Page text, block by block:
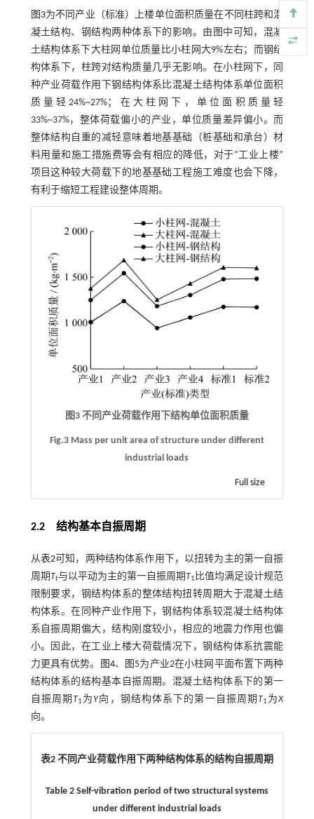
图3为不同产业（标准）上楼单位面积质量在不同柱跨和混
凝土结构、钢结构两种体系下的影响。由图中可知，混凝
土结构体系下大柱网单位质量比小柱网大9%左右；而钢结
构体系下，柱跨对结构质量几乎无影响。在小柱网下，同
种产业荷载作用下钢结构体系比混凝土结构体系单位面积
质量轻24%~27%；在大柱网下，单位面积质量轻
33%~37%，整体荷载偏小的产业，单位质量差异偏小。而
整体结构自重的减轻意味着地基基础（桩基础和承台）材
料用量和施工措施费等会有相应的降低，对于“工业上楼”
项目这种较大荷载下的地基基础工程施工难度也会下降，
有利于缩短工程建设整体周期。
图3 不同产业荷载作用下结构单位面积质量
Fig.3 Mass per unit area of structure under different
industrial loads
Full size
2.2结构基本自振周期
从表2可知，两种结构体系作用下，以扭转为主的第一自振
周期Tt与以平动为主的第一自振周期T1 比值均满足设计规范
限制要求，钢结构体系的整体结构扭转周期大于混凝土结
构体系。在同种产业作用下，钢结构体系较混凝土结构体
系自振周期偏大，结构刚度较小，相应的地震力作用也偏
小。因此，在工业上楼大荷载情况下，钢结构体系抗震能
力更具有优势。
图4、 图5为产业2在小柱网平面布置下两种
结构体系的结构基本自振周期。混凝土结构体系下的第一
自振周期T1 为 Y向，钢结构体系下的第一自振周期T1 为X
向。
表2 不同产业荷载作用下两种结构体系的结构自振周期
Table 2 Self-vibration period of two structural systems
under different industrial loads